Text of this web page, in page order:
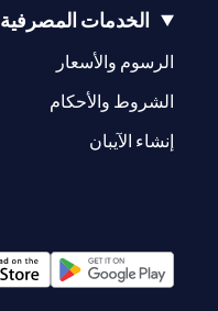
الخدمات المصرفية
الرسوم والأسعار
الشروط والأحكام
إنشاء الآيبان